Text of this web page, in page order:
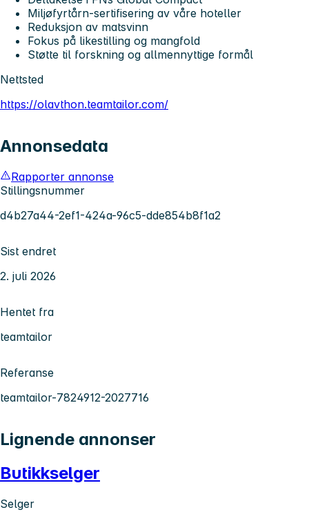
Miljøfyrtårn-sertifisering av våre hoteller
Reduksjon av matsvinn
Fokus på likestilling og mangfold
Støtte til forskning og allmennyttige formål
Nettsted
https://olavthon.teamtailor.com/
Annonsedata
Rapporter annonse
Stillingsnummer
d4b27a44-2ef1-424a-96c5-dde854b8f1a2
Sist endret
2. juli 2026
Hentet fra
teamtailor
Referanse
teamtailor-7824912-2027716
Lignende annonser
Butikkselger
Selger